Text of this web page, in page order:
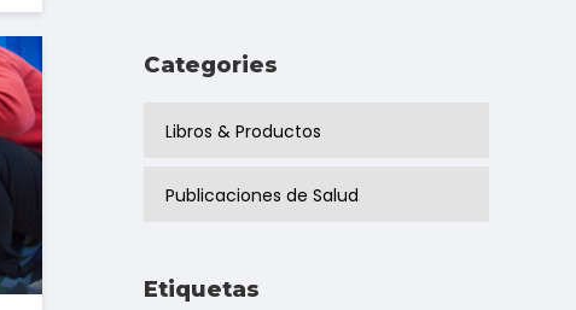
Categories
Libros & Productos
Publicaciones de Salud
Etiquetas